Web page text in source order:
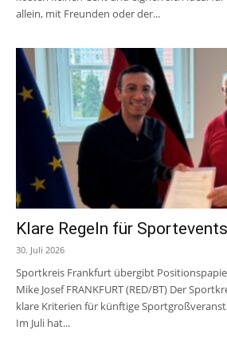
allein, mit Freunden oder der...
Klare Regeln für Sportevents
30. Juli 2026
Sportkreis Frankfurt übergibt
Mike Josef FRANKFURT (RED/BT) Der
klare Kriterien für künftige
Im Juli hat...